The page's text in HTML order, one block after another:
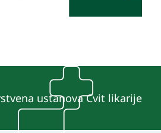
ustanova Cvit likarije